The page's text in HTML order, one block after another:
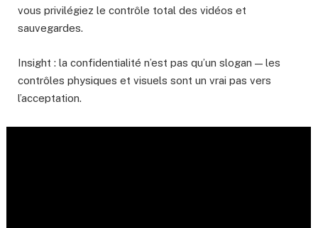
vous privilégiez le contrôle total des vidéos et
sauvegardes.
Insight : la confidentialité n’est pas qu’un slogan — les
contrôles physiques et visuels sont un vrai pas vers
l’acceptation.